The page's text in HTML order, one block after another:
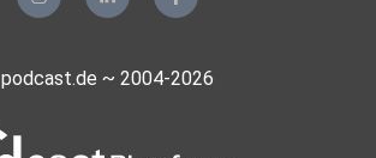
podcast.de ~ 2004-2026